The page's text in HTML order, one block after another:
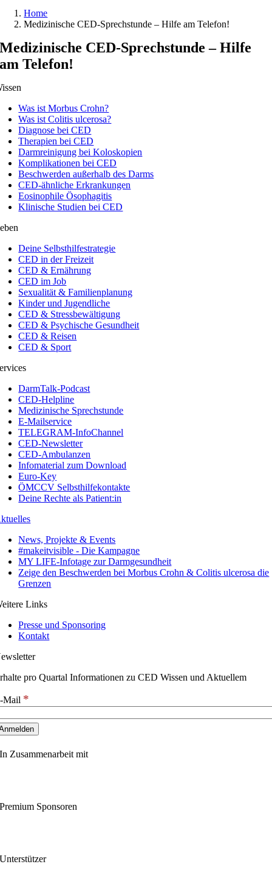
Home
Medizinische CED-Sprechstunde – Hilfe am Telefon!
Medizinische CED-Sprechstunde – Hilfe
am Telefon!
Was ist Morbus Crohn?
Was ist Colitis ulcerosa?
Diagnose bei CED
Therapien bei CED
Darmreinigung bei Koloskopien
Komplikationen bei CED
Beschwerden außerhalb des Darms
CED-ähnliche Erkrankungen
Eosinophile Ösophagitis
Klinische Studien bei CED
Deine Selbsthilfestrategie
CED in der Freizeit
CED & Ernährung
CED im Job
Sexualität & Familienplanung
Kinder und Jugendliche
CED & Stressbewältigung
CED & Psychische Gesundheit
CED & Reisen
CED & Sport
DarmTalk-Podcast
CED-Helpline
Medizinische Sprechstunde
E-Mailservice
TELEGRAM-InfoChannel
CED-Newsletter
CED-Ambulanzen
Infomaterial zum Download
Euro-Key
ÖMCCV Selbsthilfekontakte
Deine Rechte als Patient:in
News, Projekte & Events
#makeitvisible - Die Kampagne
MY LIFE-Infotage zur Darmgesundheit
Zeige den Beschwerden bei Morbus Crohn & Colitis ulcerosa die
Grenzen
Links
Presse und Sponsoring
Kontakt
pro Quartal Informationen zu CED Wissen und Aktuellem
Mail *
In Zusammenarbeit mit
Premium Sponsoren
Unterstützer